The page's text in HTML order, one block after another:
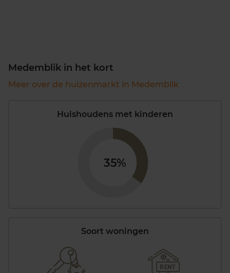
Medemblik in het kort
Meer over de huizenmarkt in Medemblik
Huishoudens met kinderen
35%
Soort woningen